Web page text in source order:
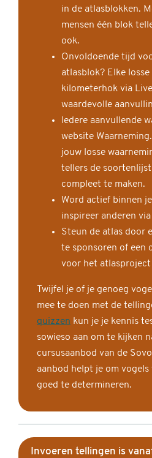
in de atlasblokken.
mensen één blok
ook.
Onvoldoende tijd
atlasblok? Elke
kilometerhok via
waardevolle
Iedere aanvullende
website
jouw losse
tellers de
compleet te maken.
Word actief binnen
inspireer anderen
Steun de atlas door
te sponsoren of een
voor het
Twijfel je of je genoeg
mee te doen met de
quizzen kun je je kennis
sowieso aan om te kijken
cursusaanbod van de
aanbod helpt je om
goed te determineren.
Invoeren tellingen is